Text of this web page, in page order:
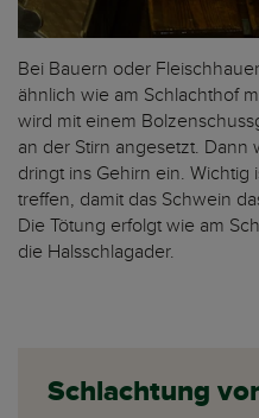
Bei Bauern oder
ähnlich wie am Schlachthof
wird mit einem
an der Stirn angesetzt. Dann
dringt ins Gehirn ein. Wichtig
treffen, damit das Schwein
Die Tötung erfolgt wie am
die Halsschlagader.
Schlachtung